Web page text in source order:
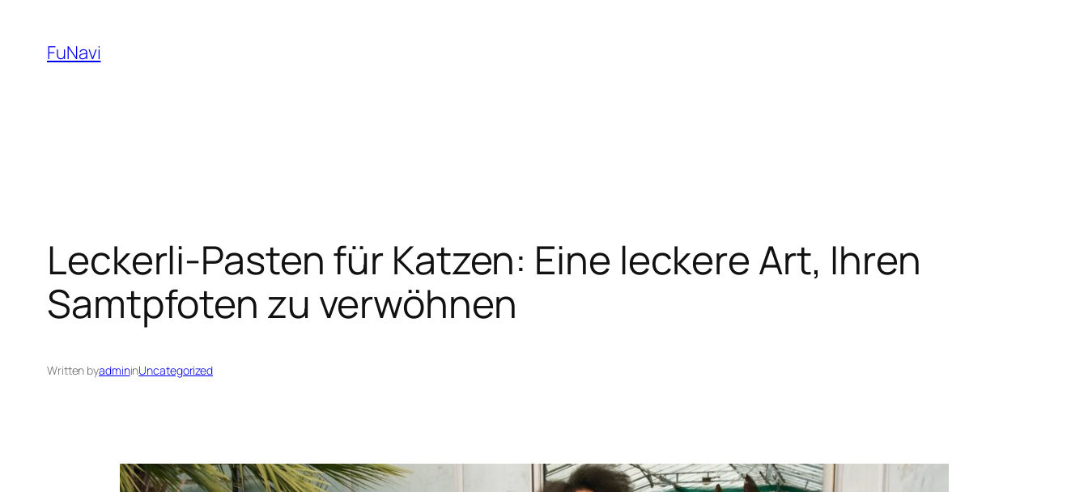
content
FuNavi
Leckerli-Pasten für Katzen: Eine leckere Art, Ihren
Samtpfoten zu verwöhnen
Written byadmininUncategorized